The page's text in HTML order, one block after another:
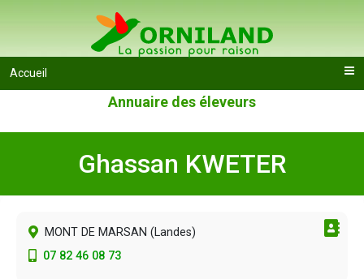
Accueil
Annuaire des éleveurs
Ghassan KWETER
MONT DE MARSAN (Landes)
07 82 46 08 73